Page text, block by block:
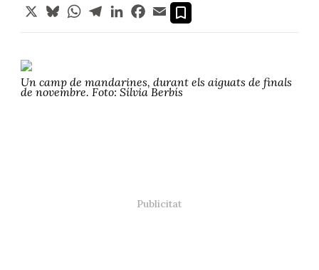
X BlueskyWhatsApp
TelegramLinkedInFacebook
Email
Un camp de mandarines, durant els aiguats de finals
de novembre. Foto: Sílvia Berbís